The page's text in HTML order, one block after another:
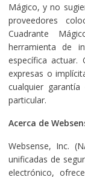
Mágico, y no
proveedores
Cuadrante
herramienta de
específica actuar.
expresas o
cualquier
particular.
Acerca de
Websense, Inc.
unificadas de
electrónico,